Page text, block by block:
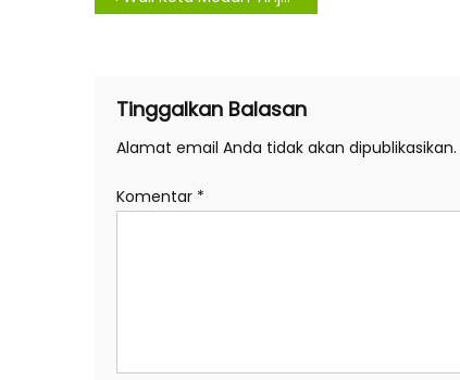
Tinggalkan Balasan
Alamat email Anda tidak akan dipublikasikan.
Komentar *